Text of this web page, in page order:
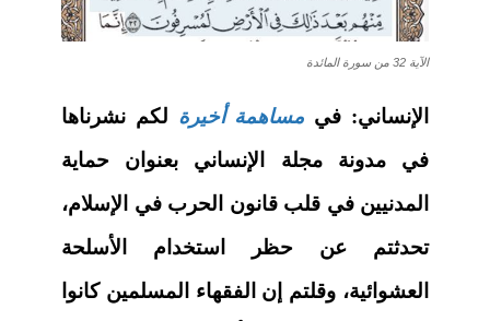
الآية 32 من سورة المائدة
الإنساني: في مساهمة أخيرة لكم نشرناها
في مدونة مجلة الإنساني بعنوان حماية
المدنيين في قلب قانون الحرب في الإسلام،
تحدثتم عن حظر استخدام الأسلحة
العشوائية، وقلتم إن الفقهاء المسلمين كانوا